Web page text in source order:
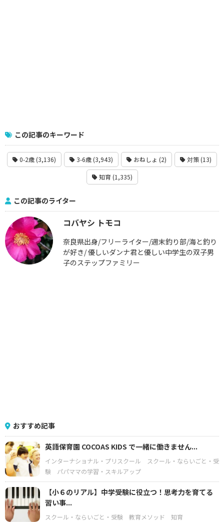
この記事のキーワード
0-2歳 (3,136) 3-6歳 (3,943) おねしょ (2) 対策 (13)
知育 (1,335)
この記事のライター
コバヤシ トモコ
奈良県出身/フリーライター/週末釣り部/海と釣り
が好き/ 優しいダンナ君と優しい中学生の双子男
子のステップファミリー
おすすめ記事
英語保育園 COCOAS KIDS で一緒に働きません...
インターナショナル・プリスクール
スクール・ならいごと・受
験
パパママの学習・スキルアップ
【小６のリアル】中学受験に役立つ！思考力を育てる
習い事...
スクール・ならいごと・受験 教育メソッド 知育